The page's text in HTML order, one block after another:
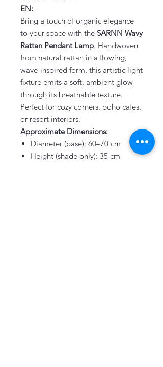
EN:
Bring a touch of organic elegance
to your space with the SARNN Wavy
Rattan Pendant Lamp. Handwoven
from natural rattan in a flowing,
wave-inspired form, this artistic light
fixture emits a soft, ambient glow
through its breathable texture.
Perfect for cozy corners, boho cafes,
or resort interiors.
Approximate Dimensions:
Diameter (base): 60–70 cm
Height (shade only): 35 cm